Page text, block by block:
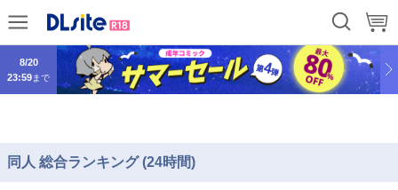
9/14
13:59
まで
8/20
23:59まで
同人 総合ランキング (24時間)